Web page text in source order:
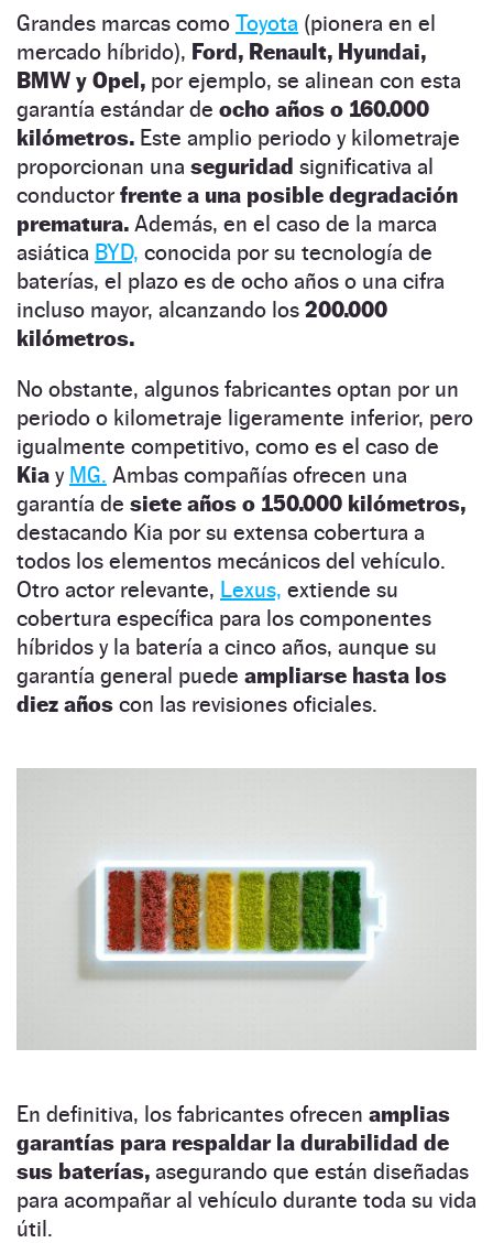
Grandes marcas como Toyota (pionera en el
mercado híbrido), Ford, Renault, Hyundai,
BMW y Opel, por ejemplo, se alinean con esta
garantía estándar de ocho años o 160.000
kilómetros. Este amplio periodo y kilometraje
proporcionan una seguridad significativa al
conductor frente a una posible degradación
prematura. Además, en el caso de la marca
asiática BYD, conocida por su tecnología de
baterías, el plazo es de ocho años o una cifra
incluso mayor, alcanzando los 200.000
kilómetros.
No obstante, algunos fabricantes optan por un
periodo o kilometraje ligeramente inferior, pero
igualmente competitivo, como es el caso de
Kia y MG. Ambas compañías ofrecen una
garantía de siete años o 150.000 kilómetros,
destacando Kia por su extensa cobertura a
todos los elementos mecánicos del vehículo.
Otro actor relevante, Lexus, extiende su
cobertura específica para los componentes
híbridos y la batería a cinco años, aunque su
garantía general puede ampliarse hasta los
diez años con las revisiones oficiales.
En definitiva, los fabricantes ofrecen amplias
garantías para respaldar la durabilidad de
sus baterías, asegurando que están diseñadas
para acompañar al vehículo durante toda su vida
útil.